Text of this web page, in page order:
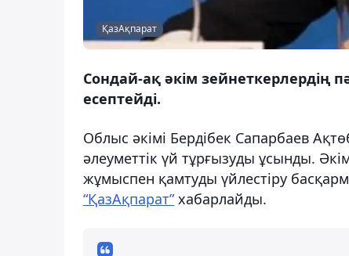
ҚазАқпарат
Сондай-ақ әкім зейнеткерлердің
есептейді.
Облыс әкімі Бердібек Сапарбаев
әлеуметтік үй тұрғызуды ұсынды.
жұмыспен қамтуды үйлестіру
“ҚазАқпарат”хабарлайды.